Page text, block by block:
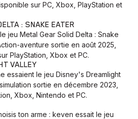
sur PC, Xbox, PlayStation et
: SNAKE EATER
jeu Metal Gear Solid Delta : Snake
aventure sortie en août 2025,
PlayStation, Xbox et PC.
VALLEY
essaient le jeu Disney's Dreamlight
sortie en décembre 2023,
Xbox, Nintendo et PC.
ton arme : keven essait le jeu